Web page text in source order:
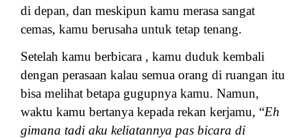
di depan, dan meskipun kamu merasa sangat
cemas, kamu berusaha untuk tetap tenang.
Setelah kamu berbicara , kamu duduk kembali
dengan perasaan kalau semua orang di ruangan itu
bisa melihat betapa gugupnya kamu. Namun,
waktu kamu bertanya kepada rekan kerjamu, “Eh
gimana tadi aku keliatannya pas bicara di